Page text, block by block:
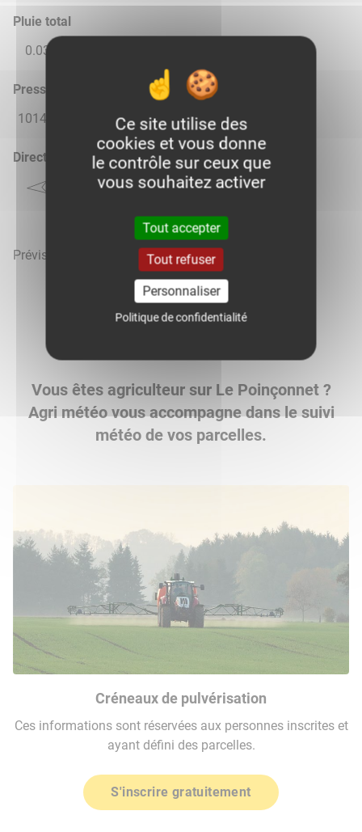
Pluie total
0.03
Pression atmosphérique (hPa)
1014.0
1016.0 1017.0 1017.0
Direction du vent
Prévisions météo mises à jour le 9 août 2026 à 05h
Vous êtes agriculteur sur Le Poinçonnet ?
Agri météo vous accompagne dans le suivi
météo de vos parcelles.
Créneaux de pulvérisation
Ces informations sont réservées aux personnes inscrites et
ayant défini des parcelles.
S'inscrire gratuitement
Ce site utilise des
cookies et vous donne
le contrôle sur ceux que
vous souhaitez activer
Tout accepter
Tout refuser
Personnaliser
Politique de confidentialité